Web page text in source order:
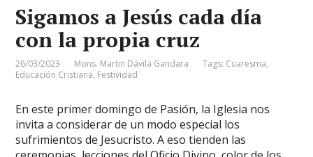
Sigamos a Jesús cada día
con la propia cruz
26/03/2023 Mons. Martin Dávila Gandara Tags: Cuaresma,
Educación Cristiana, Festividad
En este primer domingo de Pasión, la Iglesia nos
invita a considerar de un modo especial los
sufrimientos de Jesucristo. A eso tienden las